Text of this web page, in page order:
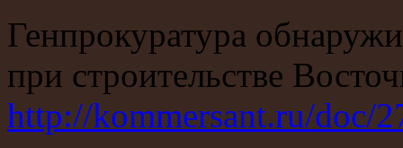
Генпрокуратура
при строительстве
http://kommersant.ru/doc/